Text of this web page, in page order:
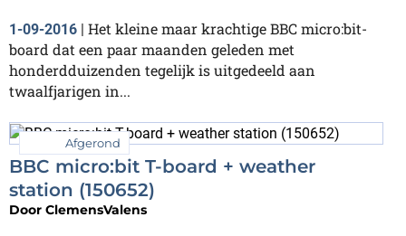
1-09-2016 | Het kleine maar krachtige BBC micro:bit-
board dat een paar maanden geleden met
honderdduizenden tegelijk is uitgedeeld aan
twaalfjarigen in...
Afgerond
BBC micro:bit T-board + weather
station (150652)
Door ClemensValens